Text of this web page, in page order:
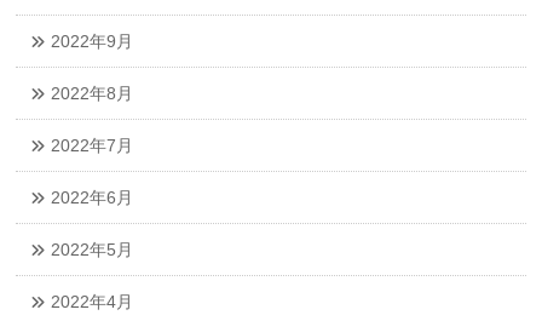
2022年9月
2022年8月
2022年7月
2022年6月
2022年5月
2022年4月